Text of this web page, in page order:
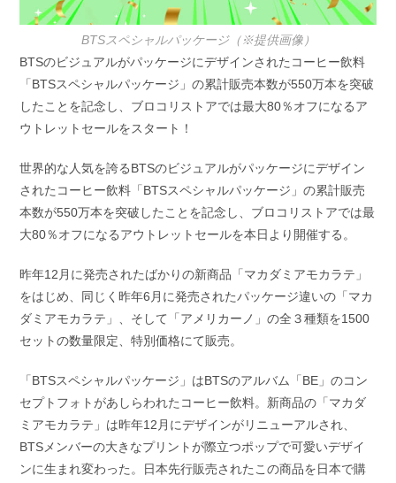
BTSスペシャルパッケージ（※提供画像）
BTSのビジュアルがパッケージにデザインされたコーヒー飲料
「BTSスペシャルパッケージ」の累計販売本数が550万本を突破
したことを記念し、ブロコリストアでは最大80％オフになるア
ウトレットセールをスタート！
世界的な人気を誇るBTSのビジュアルがパッケージにデザイン
されたコーヒー飲料「BTSスペシャルパッケージ」の累計販売
本数が550万本を突破したことを記念し、ブロコリストアでは最
大80％オフになるアウトレットセールを本日より開催する。
昨年12月に発売されたばかりの新商品「マカダミアモカラテ」
をはじめ、同じく昨年6月に発売されたパッケージ違いの「マカ
ダミアモカラテ」、そして「アメリカーノ」の全３種類を1500
セットの数量限定、特別価格にて販売。
「BTSスペシャルパッケージ」はBTSのアルバム「BE」のコン
セプトフォトがあしらわれたコーヒー飲料。新商品の「マカダ
ミアモカラテ」は昨年12月にデザインがリニューアルされ、
BTSメンバーの大きなプリントが際立つポップで可愛いデザイ
ンに生まれ変わった。日本先行販売されたこの商品を日本で購